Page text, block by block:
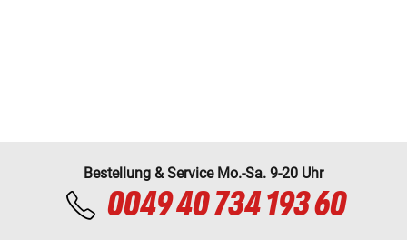
Bestellung & Service Mo.-Sa. 9-20 Uhr
0049 40 734 193 60